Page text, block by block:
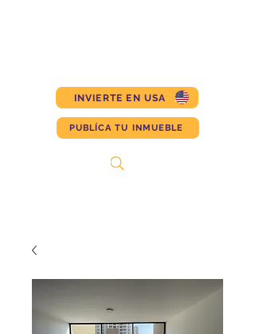
INVIERTE EN USA
PUBLÍCA TU INMUEBLE